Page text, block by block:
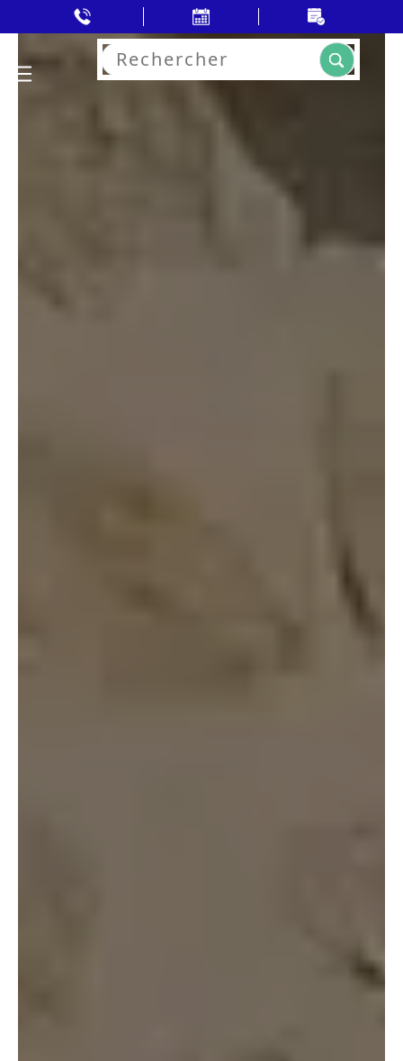
Rechercher